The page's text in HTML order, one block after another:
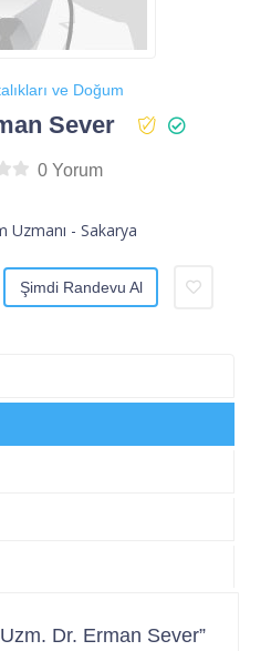
ve Doğum
Sever
0 Yorum
Uzmanı - Sakarya
Şimdi Randevu Al
Dr. Erman Sever”